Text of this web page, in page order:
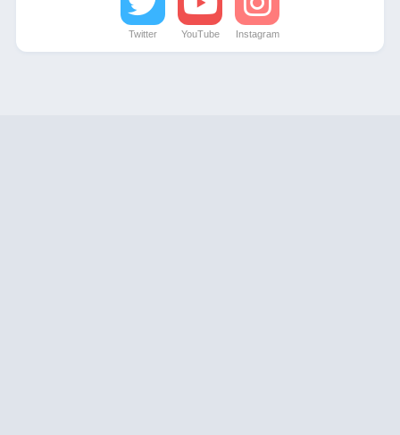
Twitter YouTube Instagram